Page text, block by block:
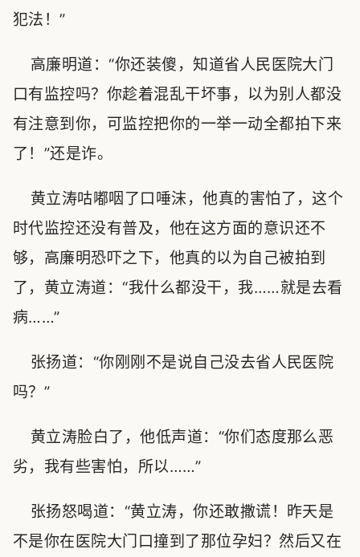
犯法！”
高廉明道：“你还装傻，知道省人民医院大门
口有监控吗？你趁着混乱干坏事，以为别人都没
有注意到你，可监控把你的一举一动全都拍下来
了！”还是诈。
黄立涛咕嘟咽了口唾沫，他真的害怕了，这个
时代监控还没有普及，他在这方面的意识还不
够，高廉明恐吓之下，他真的以为自己被拍到
了，黄立涛道：“我什么都没干，我……就是去看
病……”
张扬道：“你刚刚不是说自己没去省人民医院
吗？”
黄立涛脸白了，他低声道：“你们态度那么恶
劣，我有些害怕，所以……”
张扬怒喝道：“黄立涛，你还敢撒谎！昨天是
不是你在医院大门口撞到了那位孕妇？然后又在